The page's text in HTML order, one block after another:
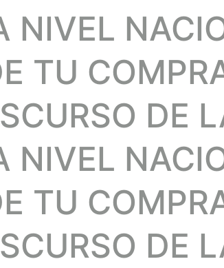
NIVEL
TU
DE
NIVEL
TU
DE